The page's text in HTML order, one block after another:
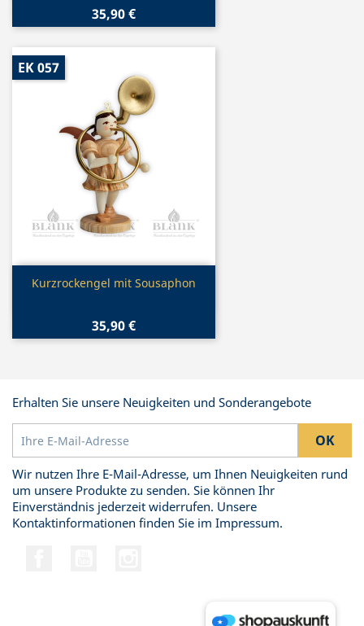
35,90 €
Vorschau
Kurzrockengel mit Sousaphon
35,90 €
EK 057
Erhalten Sie unsere Neuigkeiten und Sonderangebote
Wir nutzen Ihre E-Mail-Adresse, um Ihnen Neuigkeiten rund
um unsere Produkte zu senden. Sie können Ihr
Einverständnis jederzeit widerrufen. Unsere
Kontaktinformationen finden Sie im Impressum.